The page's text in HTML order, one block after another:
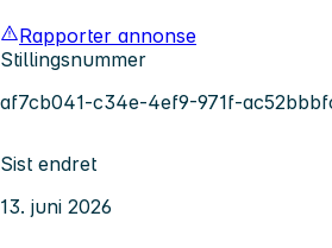
Rapporter annonse
Stillingsnummer
af7cb041-c34e-4ef9-971f-
Sist endret
13. juni 2026